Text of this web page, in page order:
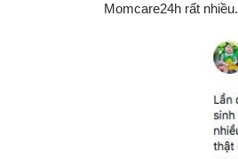
Momcare24h rất nhiều.